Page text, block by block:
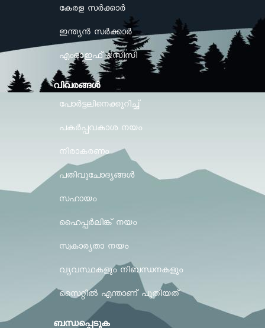
കേരള സർക്കാർ
ഇന്ത്യൻ സർക്കാർ
എംഓഇഫ് &സിസി
വിവരങ്ങള്‍
പോർട്ടലിനെക്കുറിച്ച്
പകർപ്പവകാശ നയം
നിരാകരണം
പതിവുചോദ്യങ്ങൾ
സഹായം
ഹൈപ്പർലിങ്ക് നയം
സ്വകാര്യതാ നയം
വ്യവസ്ഥകളും നിബന്ധനകളും
സൈറ്റിൽ എന്താണ് പുതിയത്
ബന്ധപ്പെടുക